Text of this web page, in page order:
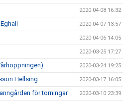
2020-04-08 16:32
2020-04-07 13:57
2020-04-06 14:05
2020-03-25 17:27
2020-03-24 19:25
Hellsing 2020-03-17 16:05
för torningar 2020-03-10 23:39